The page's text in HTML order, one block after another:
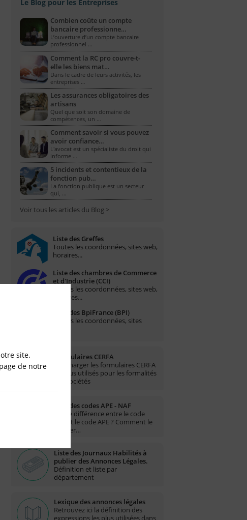
Le Blog pour les Entreprises
Combien coûte un compte
bancaire professionne…
L’ouverture d’un compte bancaire
professionnel …
Comment la RC pro couvre-t-
elle les biens mat…
Dans le cadre de leurs activités, les
entreprises …
Les assurances obligatoires des
artisans
Quel que soit son domaine de
compétences, un …
Comment savoir si vous pouvez
avoir confiance…
L'avocat est un spécialiste du droit qui
informe …
5 incidents et contentieux de la
fonction pub…
La fonction publique est un secteur
qui, …
Voir tous les articles du Blog >
Liste des Greffes
Toutes les coordonnées, sites web,
horaires...
Liste des chambres de Commerce
et d'Industrie (CCI)
Toutes les coordonnées, sites web,
horaires...
Liste des BpiFrance (BPI)
Toutes les coordonnées, sites
Formulaires CERFA
Télécharger les formulaires CERFA
les plus utilisés pour les formalités
des sociétés
Liste des codes APE - NAF
Quelle différence entre le code
NAF et le code APE ? Comment le
trouver…
Liste des Journaux Habilités à
publier des Annonces Légales.
Définition et liste par
département
Lexique des annonces légales
Retrouvez ici la définition des
expressions les plus utilisées dans
site.
de notre